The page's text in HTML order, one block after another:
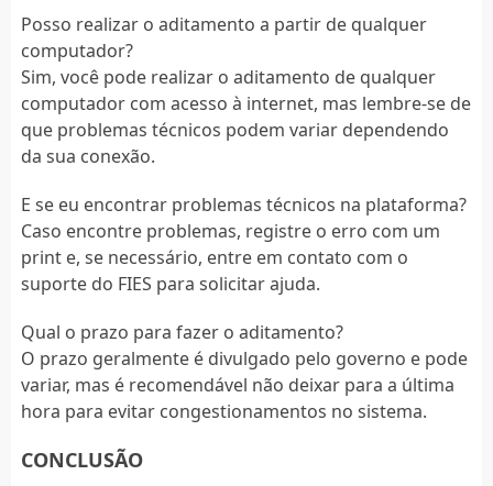
Posso realizar o aditamento a partir de qualquer
computador?
Sim, você pode realizar o aditamento de qualquer
computador com acesso à internet, mas lembre-se de
que problemas técnicos podem variar dependendo
da sua conexão.
E se eu encontrar problemas técnicos na plataforma?
Caso encontre problemas, registre o erro com um
print e, se necessário, entre em contato com o
suporte do FIES para solicitar ajuda.
Qual o prazo para fazer o aditamento?
O prazo geralmente é divulgado pelo governo e pode
variar, mas é recomendável não deixar para a última
hora para evitar congestionamentos no sistema.
CONCLUSÃO